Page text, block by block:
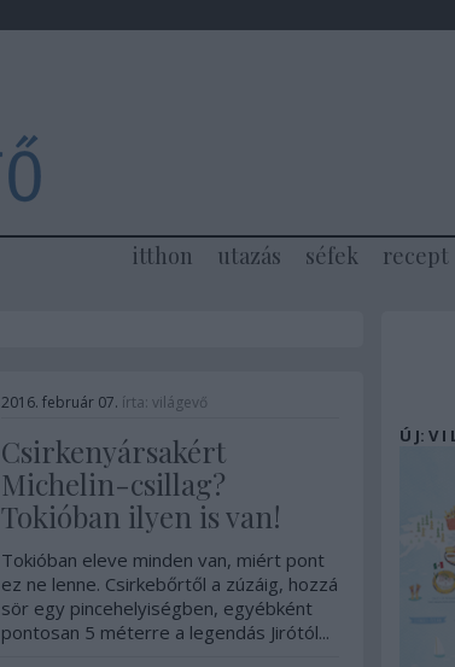
itthon utazás séfek recept
2016. február 07. írta: világevő
Csirkenyársakért
Michelin-csillag?
Tokióban ilyen is van!
Tokióban eleve minden van, miért pont
ez ne lenne. Csirkebőrtől a zúzáig, hozzá
sör egy pincehelyiségben, egyébként
pontosan 5 méterre a legendás Jirótól...
Ú J: V I